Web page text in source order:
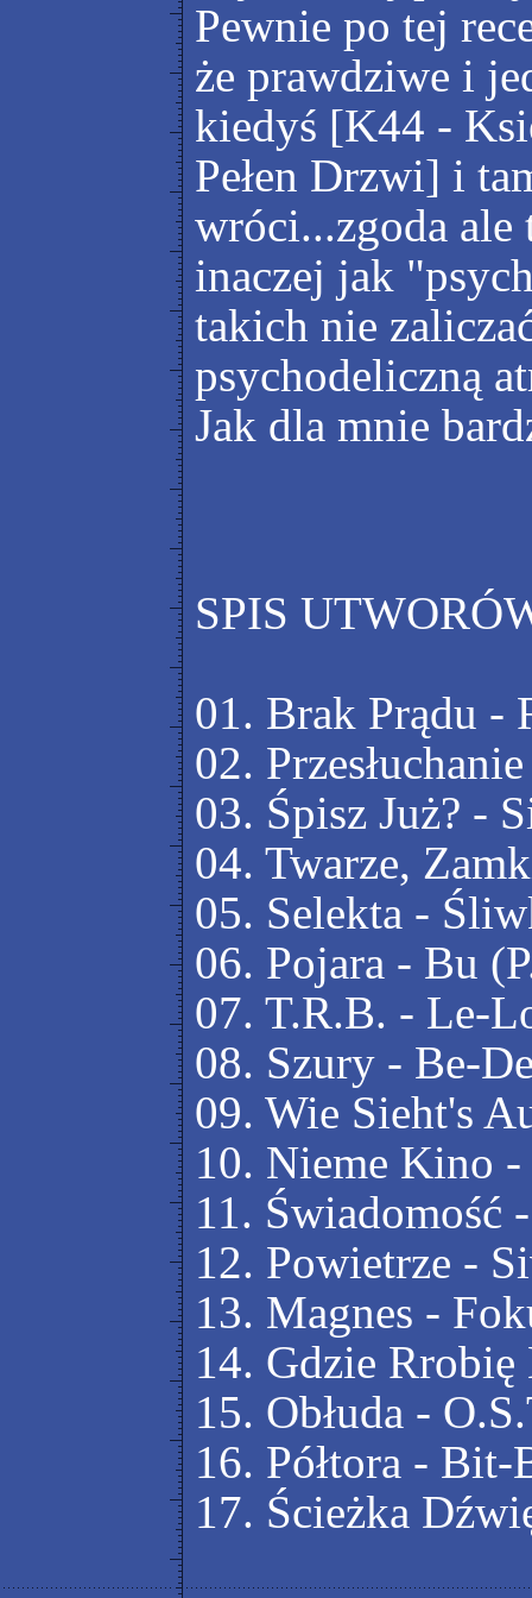
Pewnie po tej
że prawdziwe i
kiedyś [K44 -
Pełen Drzwi] i
wróci...zgoda
inaczej jak
takich nie
psychodeliczną
Jak dla mnie
SPIS
01. Brak Prądu -
02.
03. Śpisz Już? -
04. Twarze,
05. Selekta -
06. Pojara - Bu
07. T.R.B. - Le-
08. Szury - Be-
09. Wie Sieht's
10. Nieme Kino
11. Świadomość
12. Powietrze -
13. Magnes -
14. Gdzie Rrobię
15. Obłuda -
16. Półtora -
17. Ścieżka